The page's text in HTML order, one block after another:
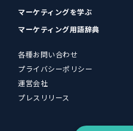
マーケティングを学ぶ
マーケティング用語辞典
各種お問い合わせ
プライバシーポリシー
運営会社
プレスリリース